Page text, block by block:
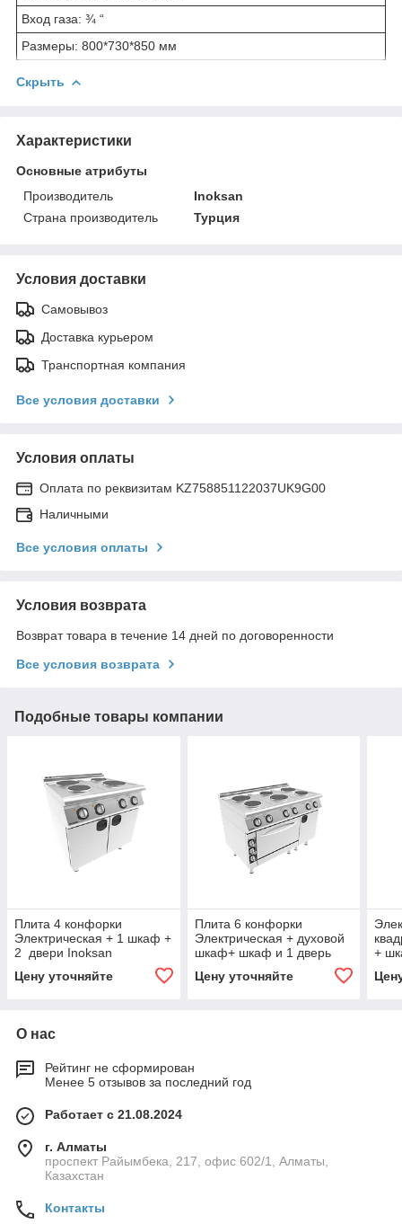
Вход газа: ¾ “
Размеры: 800*730*850 мм
Скрыть
Характеристики
Основные атрибуты
Производитель
Inoksan
Страна производитель
Турция
Условия доставки
Самовывоз
Доставка курьером
Транспортная компания
Все условия доставки
Условия оплаты
Оплата по реквизитам KZ758851122037UK9G00
Наличными
Все условия оплаты
Условия возврата
Возврат товара в течение 14 дней по договоренности
Все условия возврата
Подобные товары компании
Плита 4 конфорки
Электрическая + 1 шкаф +
2 двери Inoksan
Цену уточняйте
Плита 6 конфорки
Электрическая + духовой
шкаф+ шкаф и 1 дверь
Цену уточняйте
+
О нас
Рейтинг не сформирован
Менее 5 отзывов за последний год
Работает с 21.08.2024
г. Алматы
проспект Райымбека, 217, офис 602/1, Алматы,
Казахстан
Контакты